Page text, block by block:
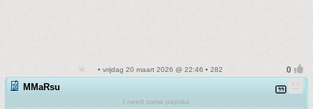
• vrijdag 20 maart 2026 @ 22:46 • 282
MMaRsu
I need some paprika